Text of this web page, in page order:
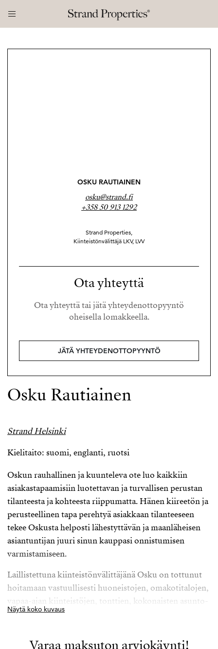
OSKU RAUTIAINEN
osku@strand.fi
+358 50 913 1292
Strand Properties,
Kiinteistönvälittäjä LKV, LVV
Ota yhteyttä
Ota yhteyttä tai jätä yhteydenottopyyntö
oheisella lomakkeella.
JÄTÄ YHTEYDENOTTOPYYNTÖ
Osku Rautiainen
Strand Helsinki
Kielitaito: suomi, englanti, ruotsi
Oskun rauhallinen ja kuunteleva ote luo kaikkiin
asiakastapaamisiin luotettavan ja turvallisen perustan
tilanteesta ja kohteesta riippumatta. Hänen kiireetön ja
perusteellinen tapa perehtyä asiakkaan tilanteeseen
tekee Oskusta helposti lähestyttävän ja maanläheisen
asiantuntijan juuri sinun kauppasi onnistumisen
varmistamiseen.
Laillistettuna kiinteistönvälittäjänä Osku on tottunut
hoitamaan vastuullisesti huoneistojen, omakotitalojen,
vapaa-ajan kiinteistöjen, tonttien, kokonaisten asunto-
osakeyhtiöiden sekä uudiskohteiden vaativia kauppoja
omaisuuden arvosta riippumatta.
Näytä koko kuvaus
Varaa maksuton arviokäynti!